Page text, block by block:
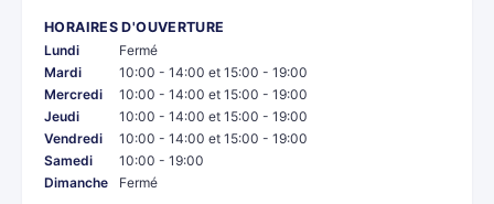
HORAIRES D'OUVERTURE
Lundi
Fermé
Mardi
10:00 - 14:00 et 15:00 - 19:00
Mercredi
10:00 - 14:00 et 15:00 - 19:00
Jeudi
10:00 - 14:00 et 15:00 - 19:00
Vendredi
10:00 - 14:00 et 15:00 - 19:00
Samedi
10:00 - 19:00
Dimanche
Fermé